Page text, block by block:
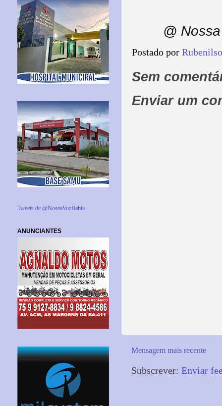
@
Postado por
Sem
Enviar um
Mensagem mais recente
Subscrever: Enviar
Tweets de @NossaVozBahia
ANUNCIANTES